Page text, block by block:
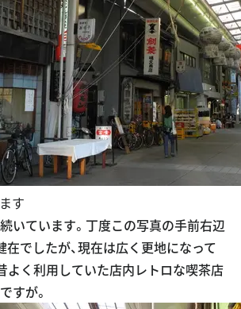
す
いています。丁度この写真の手前右辺
在でしたが、現在は広く更地になって
よく利用していた店内レトロな喫茶店
すが。